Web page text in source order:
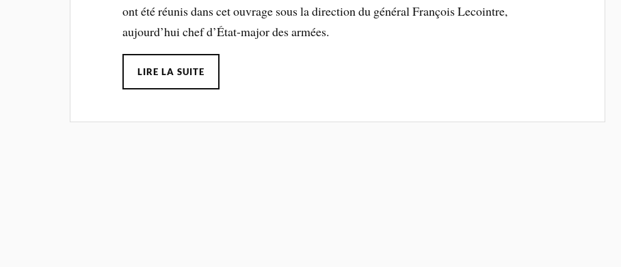
ont été réunis dans cet ouvrage sous la direction du général François Lecointre,
aujourd’hui chef d’État-major des armées.
LIRE LA SUITE